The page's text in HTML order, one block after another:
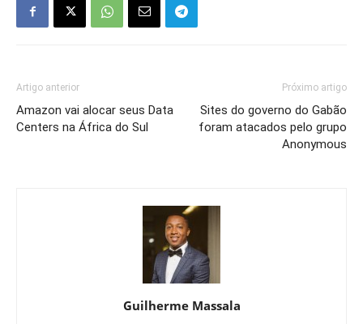
Artigo anterior
Amazon vai alocar seus Data
Centers na África do Sul
Próximo artigo
Sites do governo do Gabão
foram atacados pelo grupo
Anonymous
Guilherme Massala